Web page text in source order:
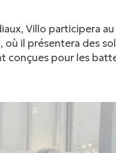
Villo participera
il présentera des
conçues pour les